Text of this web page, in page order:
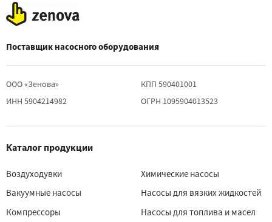
Поставщик насосного оборудования
ООО «Зенова»
ИНН 5904214982
КПП 590401001
ОГРН 1095904013523
Каталог продукции
Воздуходувки
Вакуумные насосы
Компрессоры
Химические насосы
Насосы для вязких жидкостей
Насосы для топлива и масел